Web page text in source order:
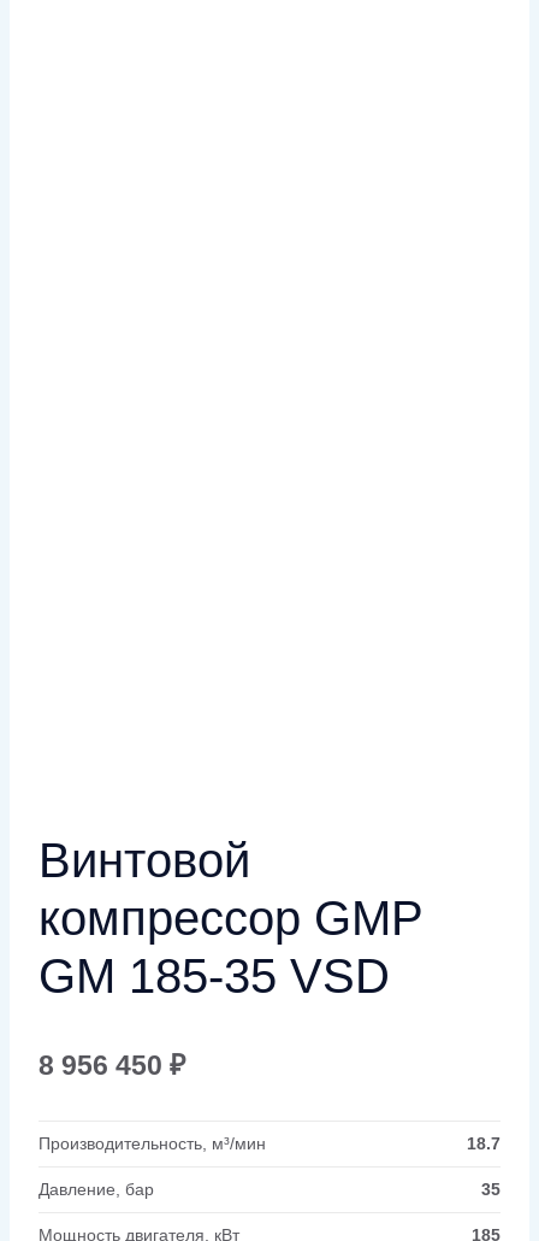
Винтовой
компрессор GMP
GM 185-35 VSD
8 956 450 ₽
Производительность, м³/мин 18.7
Давление, бар 35
Мощность двигателя, кВт 185